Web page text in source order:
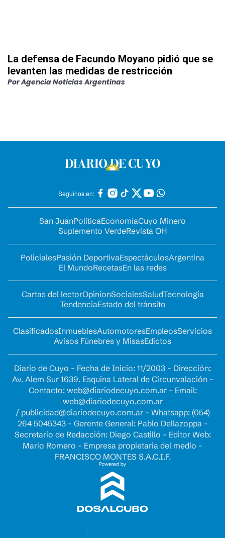
La defensa de Facundo Moyano pidió que se
levanten las medidas de restricción
PorAgencia Noticias Argentinas
Seguinos en:
San JuanPolíticaEconomíaCuyo Minero
Suplemento VerdeRevista OH
PolicialesPasión DeportivaEspectáculosArgentina
El MundoRecetasEn las redes
Cartas del lectorOpinionSocialesSaludTecnología
TendenciaEstado del tránsito
ClasificadosInmueblesAutomotoresEmpleosServicios
Avisos Fúnebres y MisasEdictos
Diario de Cuyo - Fecha de Inicio: 11/2003 - Dirección:
Av. Alem Sur 1639. Esquina Lateral de Circunvalación -
Contacto: web@diariodecuyo.com.ar- Email:
web@diariodecuyo.com.ar
/ publicidad@diariodecuyo.com.ar- Whatsapp: (054)
264 5045343 - Gerente General: Pablo Dellazoppa -
Secretario de Redacción: Diego Castillo - Editor Web:
Mario Romero - Empresa propietaria del medio -
FRANCISCO MONTES S.A.C.I.F.